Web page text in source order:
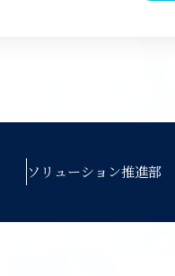
ソリューション推進部